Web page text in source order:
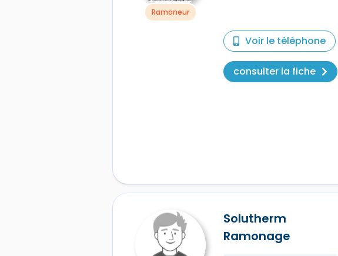
Ramoneur
Voir le téléphone
consulter la fiche
Solutherm
Ramonage